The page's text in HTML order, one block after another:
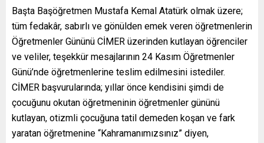
Başta Başöğretmen Mustafa Kemal Atatürk olmak üzere;
tüm fedakâr, sabırlı ve gönülden emek veren öğretmenlerin
Öğretmenler Gününü CİMER üzerinden kutlayan öğrenciler
ve veliler, teşekkür mesajlarının 24 Kasım Öğretmenler
Günü’nde öğretmenlerine teslim edilmesini istediler.
CİMER başvurularında; yıllar önce kendisini şimdi de
çocuğunu okutan öğretmeninin öğretmenler gününü
kutlayan, otizmli çocuğuna tatil demeden koşan ve fark
yaratan öğretmenine “Kahramanımızsınız” diyen,